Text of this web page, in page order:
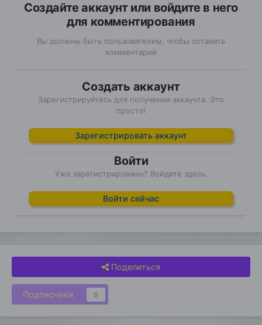
Создайте аккаунт или войдите в него
для комментирования
Вы должны быть пользователем, чтобы оставить
комментарий
Создать аккаунт
Зарегистрируйтесь для получения аккаунта. Это
просто!
Зарегистрировать аккаунт
Войти
Уже зарегистрированы? Войдите здесь.
Войти сейчас
Поделиться
Подписчики 0